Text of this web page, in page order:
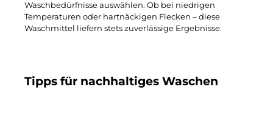
Waschbedürfnisse auswählen. Ob bei niedrigen
Temperaturen oder hartnäckigen Flecken – diese
Waschmittel liefern stets zuverlässige Ergebnisse.
Tipps für nachhaltiges Waschen